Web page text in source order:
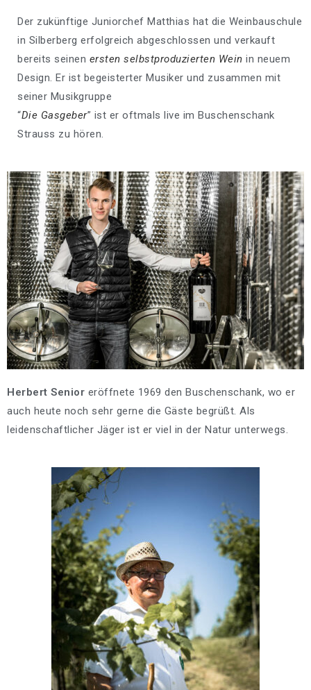
Der zukünftige Juniorchef Matthias hat die Weinbauschule
in Silberberg erfolgreich abgeschlossen und verkauft
bereits seinen ersten selbstproduzierten Wein in neuem
Design. Er ist begeisterter Musiker und zusammen mit
seiner Musikgruppe
“Die Gasgeber” ist er oftmals live im Buschenschank
Strauss zu hören.
Herbert Senior eröffnete 1969 den Buschenschank, wo er
auch heute noch sehr gerne die Gäste begrüßt. Als
leidenschaftlicher Jäger ist er viel in der Natur unterwegs.